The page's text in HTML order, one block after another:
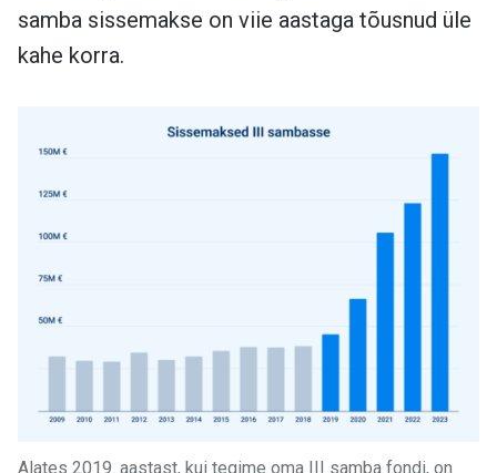
samba sissemakse on viie aastaga tõusnud üle
kahe korra.
Alates 2019. aastast, kui tegime oma III samba fondi, on